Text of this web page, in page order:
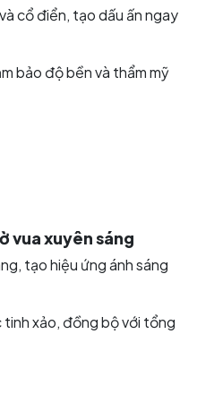
cổ điển, tạo dấu ấn ngay
bảo độ bền và thẩm mỹ
vua xuyên sáng
tạo hiệu ứng ánh sáng
xảo, đồng bộ với tổng